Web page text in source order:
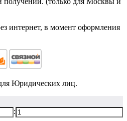
интернет, в момент оформления
Юридических лиц.
: